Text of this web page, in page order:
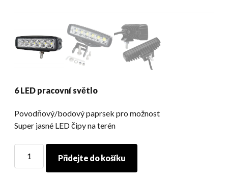
6 LED pracovní světlo
Povodňový/bodový paprsek pro možnost
Super jasné LED čipy na terén
LED
Přidejte do košíku